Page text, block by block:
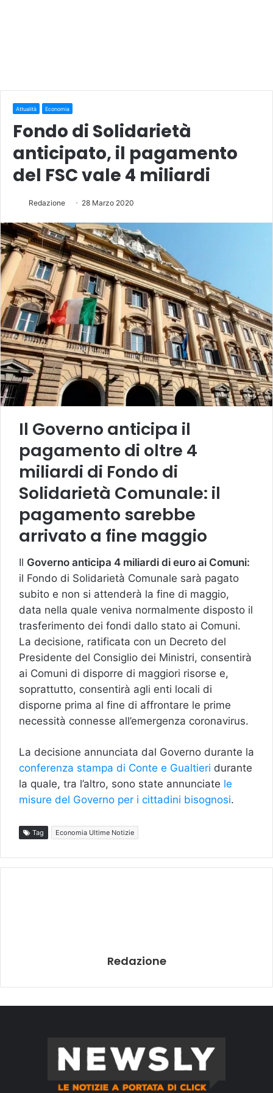
Attualità Economia
Fondo di Solidarietà
anticipato, il pagamento
del FSC vale 4 miliardi
Redazione 28 Marzo 2020
Il Governo anticipa il
pagamento di oltre 4
miliardi di Fondo di
Solidarietà Comunale: il
pagamento sarebbe
arrivato a fine maggio
Il Governo anticipa 4 miliardi di euro ai Comuni:
il Fondo di Solidarietà Comunale sarà pagato
subito e non si attenderà la fine di maggio,
data nella quale veniva normalmente disposto il
trasferimento dei fondi dallo stato ai Comuni.
La decisione, ratificata con un Decreto del
Presidente del Consiglio dei Ministri, consentirà
ai Comuni di disporre di maggiori risorse e,
soprattutto, consentirà agli enti locali di
disporne prima al fine di affrontare le prime
necessità connesse all’emergenza coronavirus.
La decisione annunciata dal Governo durante la
conferenza stampa di Conte e Gualtieri durante
la quale, tra l’altro, sono state annunciate le
misure del Governo per i cittadini bisognosi.
Tag Economia Ultime Notizie
Redazione